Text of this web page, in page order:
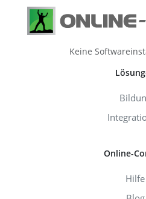
Keine
Online-
Hilfe